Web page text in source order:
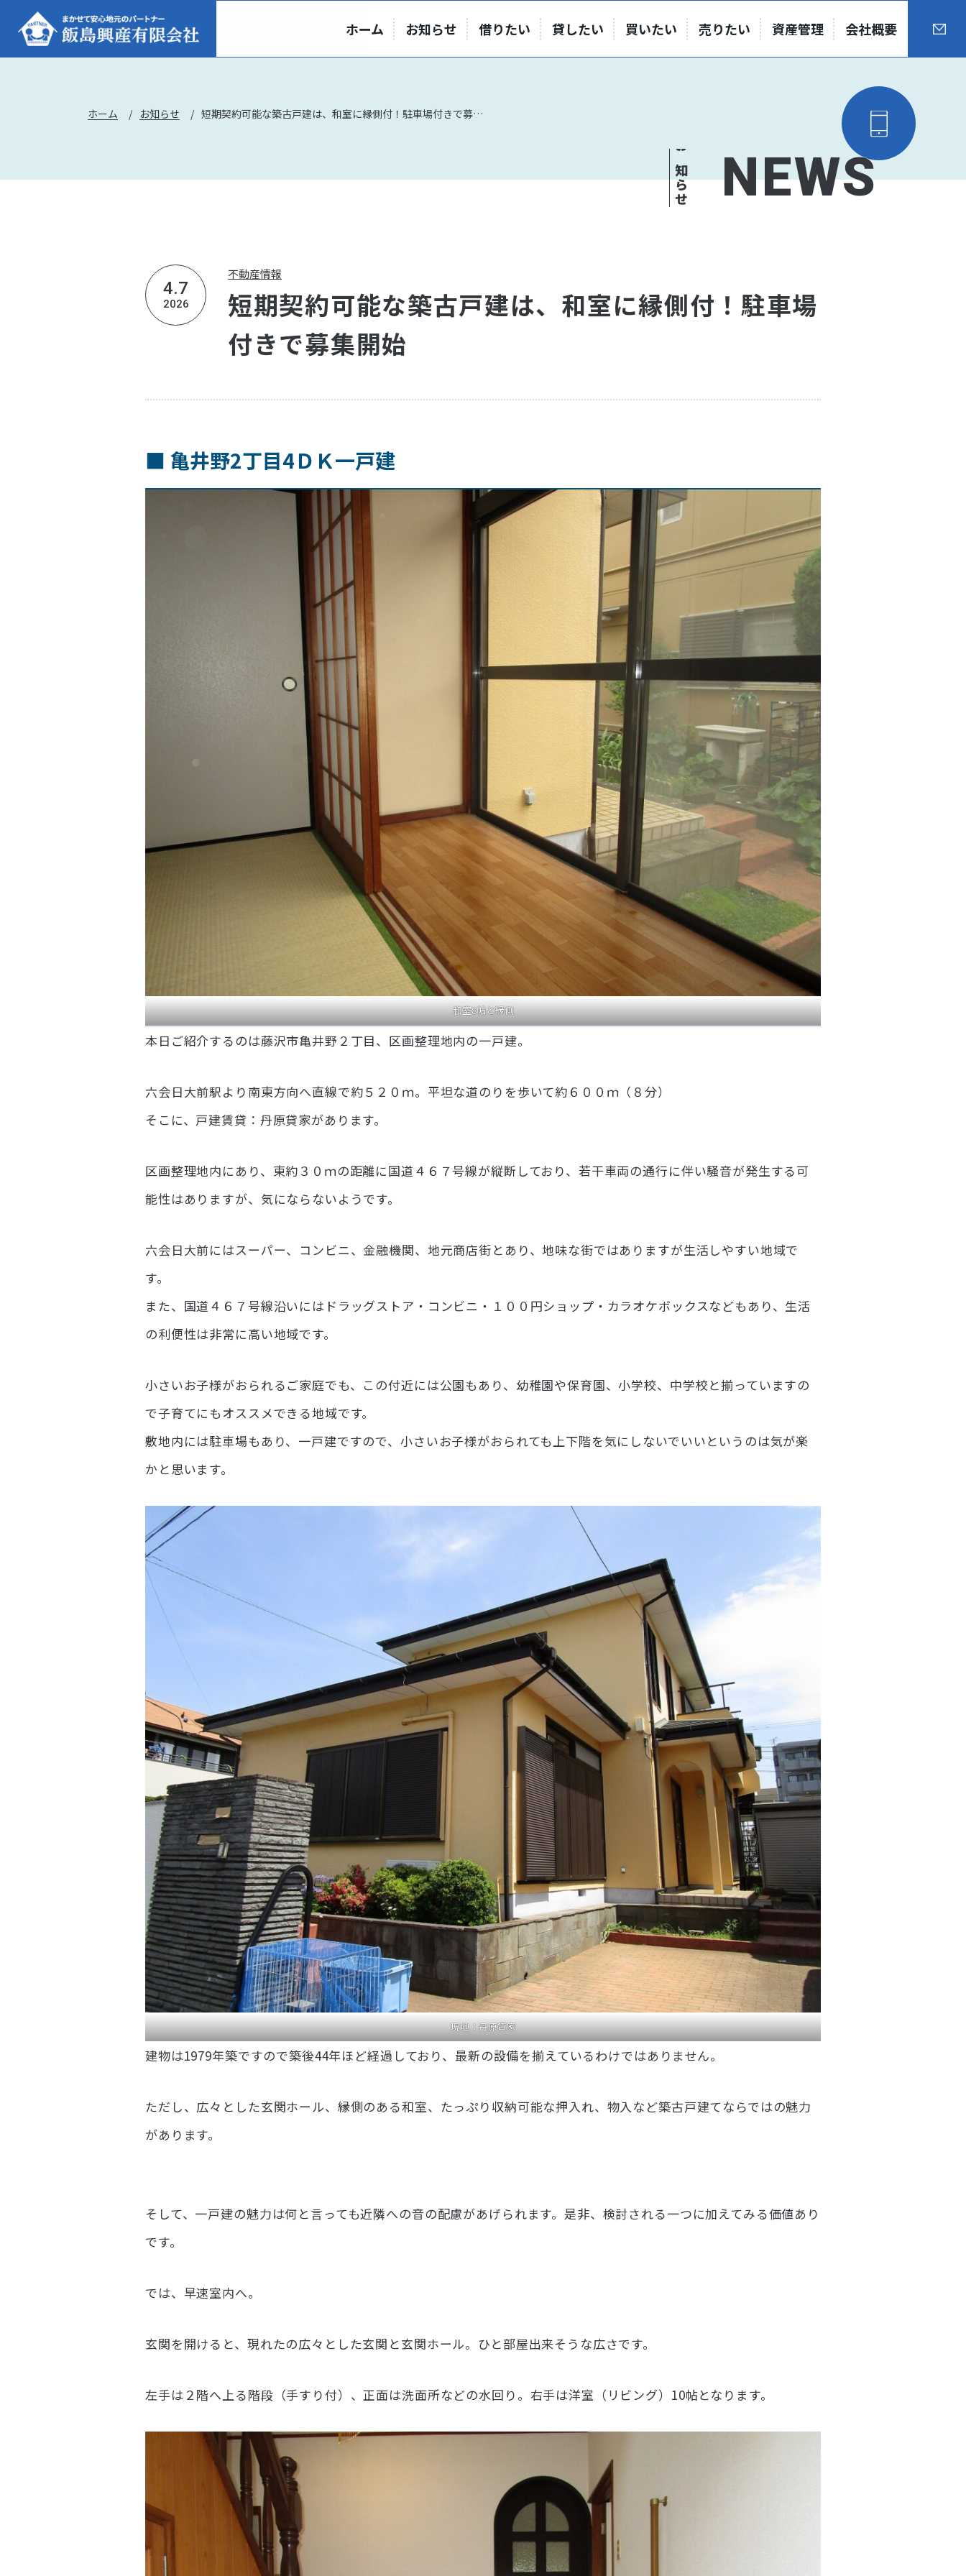
ホーム お知らせ 借りたい 貸したい 買いたい 売りたい 資産管理 会社概要
ホーム お知らせ 短期契約可能な築古戸建は、和室に縁側付！駐車場付きで募集開始
NEWS
お知らせ
4.7
2026
不動産情報
短期契約可能な築古戸建は、和室に縁側付！駐車場
付きで募集開始
■ 亀井野2丁目4ＤＫ一戸建
和室8帖と縁側
本日ご紹介するのは藤沢市亀井野２丁目、区画整理地内の一戸建。
六会日大前駅より南東方向へ直線で約５２０ｍ。平坦な道のりを歩いて約６００ｍ（８分）
そこに、戸建賃貸：丹原貸家があります。
区画整理地内にあり、東約３０ｍの距離に国道４６７号線が縦断しており、若干車両の通行に伴い騒音が発生する可
能性はありますが、気にならないようです。
六会日大前にはスーパー、コンビニ、金融機関、地元商店街とあり、地味な街ではありますが生活しやすい地域で
す。
また、国道４６７号線沿いにはドラッグストア・コンビニ・１００円ショップ・カラオケボックスなどもあり、生活
の利便性は非常に高い地域です。
小さいお子様がおられるご家庭でも、この付近には公園もあり、幼稚園や保育園、小学校、中学校と揃っていますの
で子育てにもオススメできる地域です。
敷地内には駐車場もあり、一戸建ですので、小さいお子様がおられても上下階を気にしないでいいというのは気が楽
かと思います。
現地：丹原貸家
建物は1979年築ですので築後44年ほど経過しており、最新の設備を揃えているわけではありません。
ただし、広々とした玄関ホール、縁側のある和室、たっぷり収納可能な押入れ、物入など築古戸建てならではの魅力
があります。
そして、一戸建の魅力は何と言っても近隣への音の配慮があげられます。是非、検討される一つに加えてみる価値あり
です。
では、早速室内へ。
玄関を開けると、現れたの広々とした玄関と玄関ホール。ひと部屋出来そうな広さです。
左手は２階へ上る階段（手すり付）、正面は洗面所などの水回り。右手は洋室（リビング）10帖となります。